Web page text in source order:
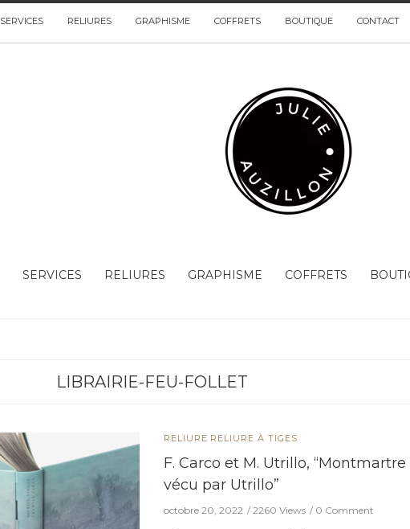
SERVICES RELIURES GRAPHISME COFFRETS BOUTIQUE CONTACT
SERVICES RELIURES GRAPHISME COFFRETS
LIBRAIRIE-FEU-FOLLET
RELIURE RELIURE À TIGES
F. Carco et M. Utrillo, “Montmartre
vécu par Utrillo”
octobre 20, 2022 2260 Views 0 Comment